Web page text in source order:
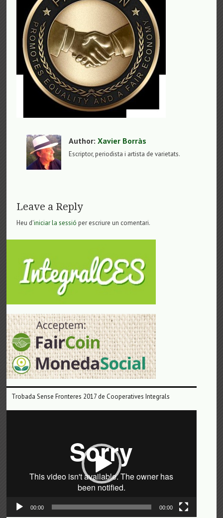
Author:Xavier Borràs
Escriptor, periodista i artista de varietats.
Leave a Reply
Heu d'iniciar la sessió per escriure un comentari.
Trobada Sense Fronteres 2017 de Cooperatives Integrals
00:00 00:00